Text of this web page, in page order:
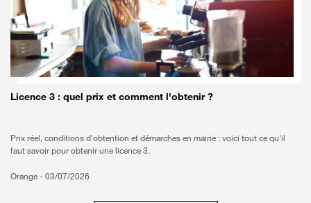
A savoir
Licence 3 : quel prix et comment l'obtenir ?
Prix réel, conditions d'obtention et démarches en mairie : voici tout ce qu'il
faut savoir pour obtenir une licence 3.
Orange - 03/07/2026